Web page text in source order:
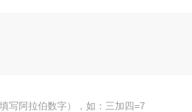
写阿拉伯数字），如：三加四=7